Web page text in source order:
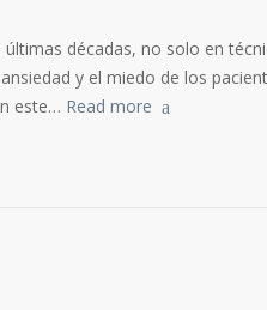
décadas, no solo en
y el miedo de los
este… Read more